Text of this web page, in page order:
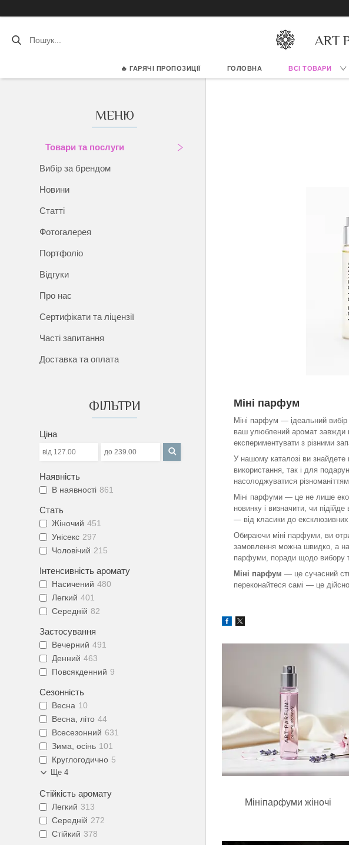
ART
🔥 ГАРЯЧІ ПРОПОЗИЦІЇ ГОЛОВНА ВСІ ТОВАРИ
Товари та послуги
Вибір за брендом
Новини
Статті
Фотогалерея
Портфоліо
Відгуки
Про нас
Сертифікати та ліцензії
Часті запитання
Доставка та оплата
ФІЛЬТРИ
Ціна
Наявність
В наявності 861
Стать
Жіночий 451
Унісекс 297
Чоловічий 215
Інтенсивність аромату
Насичений 480
Легкий 401
Середній 82
Застосування
Вечерний 491
Денний 463
Повсякденний 9
Сезонність
Весна 10
Весна, літо 44
Всесезонний 631
Зима, осінь 101
Круглогодично 5
Ще 4
Стійкість аромату
Легкий 313
Середній 272
Стійкий 378
Міні парфум
Міні парфум — ідеальний
ваш улюблений аромат завжди
експериментувати з різними
У нашому каталозі ви знайдете
використання, так і для
насолоджуватися
Міні парфуми — це не лише
новинку і визначити, чи
— від класики до ексклюзивних
Обираючи міні парфуми, ви
замовлення можна швидко, а
парфуми, поради щодо вибору
Міні парфум — це сучасний
переконайтеся самі — це
Мініпарфуми жіночі